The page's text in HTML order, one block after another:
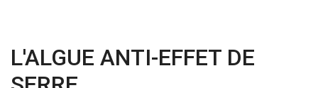
L'ALGUE ANTI-EFFET DE